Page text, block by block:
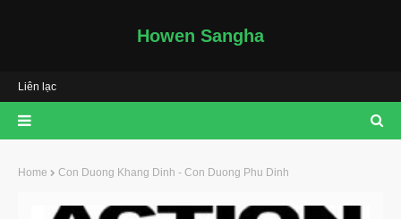
Howen Sangha
Liên lạc
Home Con Duong Khang Dinh - Con Duong Phu Dinh